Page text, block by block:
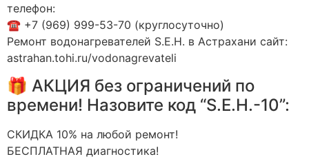
телефон:
☎️ +7 (969) 999-53-70 (круглосуточно)
Ремонт водонагревателей S.E.H. в Астрахани сайт:
astrahan.tohi.ru/vodonagrevateli
🎁 АКЦИЯ без ограничений по
времени! Назовите код “S.E.H.-10”:
СКИДКА 10% на любой ремонт!
БЕСПЛАТНАЯ диагностика!